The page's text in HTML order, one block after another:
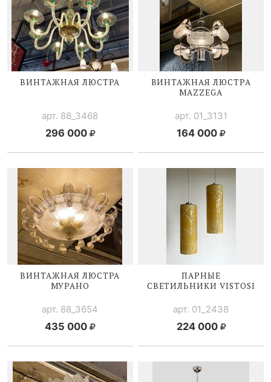
ВИНТАЖНАЯ ЛЮСТРА
арт. 88_3468
296 000
ВИНТАЖНАЯ ЛЮСТРА
MAZZEGA
арт. 01_3131
164 000
ВИНТАЖНАЯ ЛЮСТРА
МУРАНО
арт. 88_3654
435 000
ПАРНЫЕ
СВЕТИЛЬНИКИ VISTOSI
арт. 01_2438
224 000